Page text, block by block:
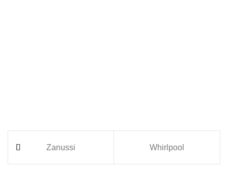
Zanussi Whirlpool